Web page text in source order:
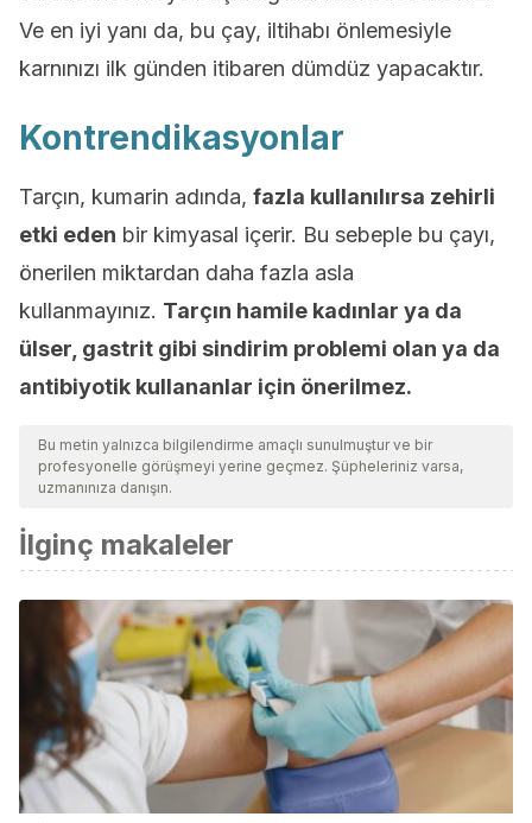
Ve en iyi yanı da, bu çay, iltihabı önlemesiyle
karnınızı ilk günden itibaren dümdüz yapacaktır.
Kontrendikasyonlar
Tarçın, kumarin adında, fazla kullanılırsa zehirli
etki eden bir kimyasal içerir. Bu sebeple bu çayı,
önerilen miktardan daha fazla asla
kullanmayınız. Tarçın hamile kadınlar ya da
ülser, gastrit gibi sindirim problemi olan ya da
antibiyotik kullananlar için önerilmez.
Bu metin yalnızca bilgilendirme amaçlı sunulmuştur ve bir
profesyonelle görüşmeyi yerine geçmez. Şüpheleriniz varsa,
uzmanınıza danışın.
İlginç makaleler